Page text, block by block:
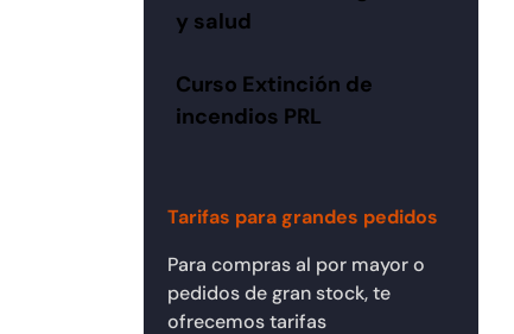
y salud
Curso Extinción de
incendios PRL
Tarifas para grandes pedidos
Para compras al por mayor o
pedidos de gran stock, te
ofrecemos tarifas